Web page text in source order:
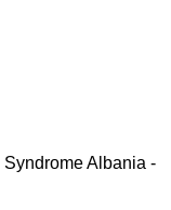
Albania -